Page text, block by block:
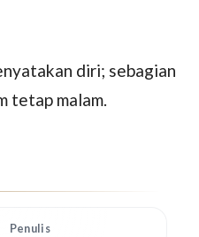
diri; sebagian
tetap malam.
Penulis